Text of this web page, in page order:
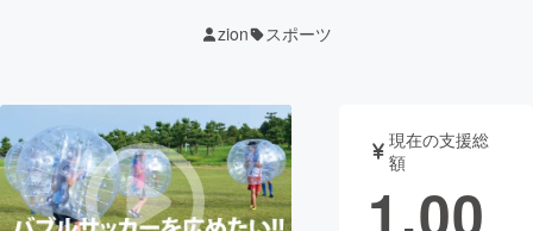
テクノロジー・ガジェット
映像・映画 書籍・雑誌
zion スポーツ
現在の支援総
額
1,00